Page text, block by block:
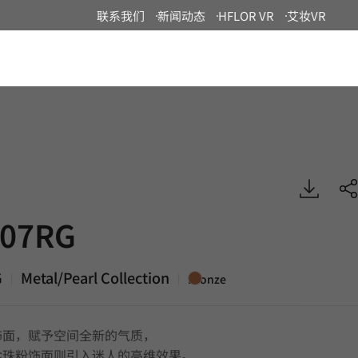
联系我们 新闻动态 HFLOR VR 艾妆VR
Metal/Pearl Collection Bronze
，赋予空间全新的气质，